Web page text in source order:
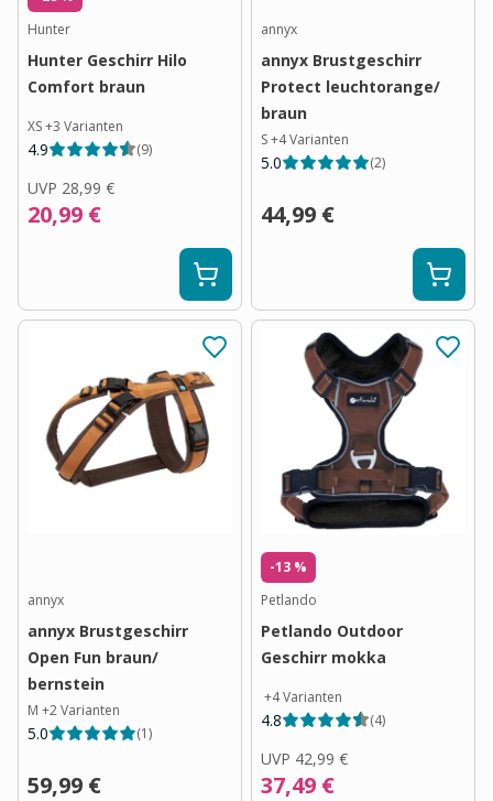
Hunter
Hunter Geschirr Hilo
Comfort braun
XS+3 Varianten
4.9 (9)
UVP 28,99 €
20,99 €
annyx
annyx Brustgeschirr
Protect leuchtorange/
braun
S+4Varianten
5.0 (2)
44,99 €
annyx
annyx Brustgeschirr
Open Fun braun/
bernstein
M +2Varianten
5.0 (1)
59,99 €
-13 %
Petlando
Petlando Outdoor
Geschirr mokka
+4Varianten
4.8 (4)
UVP 42,99 €
37,49 €